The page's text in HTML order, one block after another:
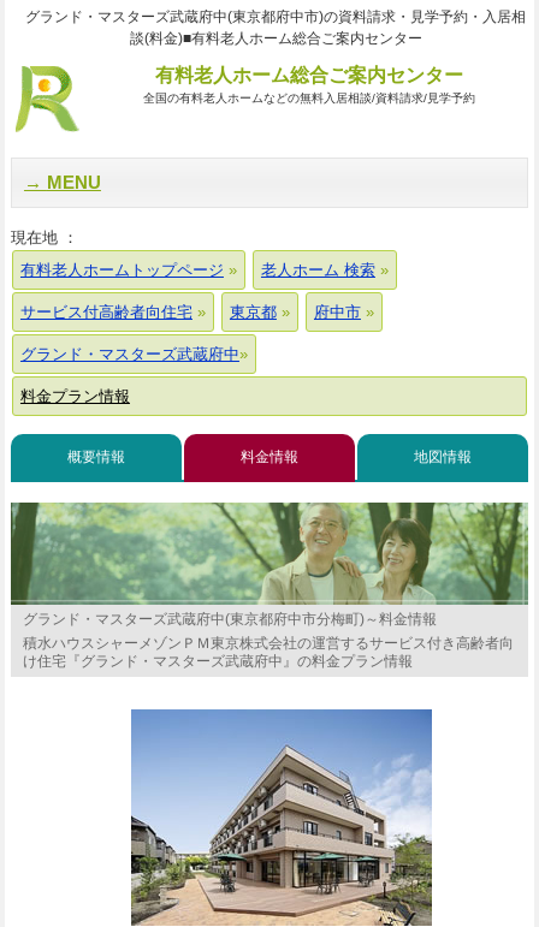
グランド・マスターズ武蔵府中(東京都府中市)の資料請求・見学予約・入居相
談(料金)■有料老人ホーム総合ご案内センター
有料老人ホーム総合ご案内センター
全国の有料老人ホームなどの無料入居相談/資料請求/見学予約
MENU
現在地 ：
有料老人ホームトップページ
老人ホーム 検索
サービス付高齢者向住宅 東京都 府中市
グランド・マスターズ武蔵府中
料金プラン情報
概要情報 料金情報 地図情報
グランド・マスターズ武蔵府中(東京都府中市分梅町)～料金情報
積水ハウスシャーメゾンＰＭ東京株式会社の運営するサービス付き高齢者向
け住宅『グランド・マスターズ武蔵府中』の料金プラン情報